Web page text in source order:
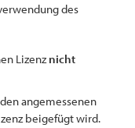
des
Lizenz nicht
angemessenen
beigefügt wird.